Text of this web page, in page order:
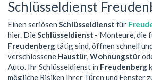
Schlüsseldienst
Einen seriösen Schlüsseldienst für
hier. DieSchlüsseldienst - Monteure, die
Freudenbergtätig sind, öffnen schnell
verschlossene Haustür,Wohnungstür
Auto. Ihr Schlüsseldienst in Freudenberg
mögliche Risiken Ihrer Türen und Fenster